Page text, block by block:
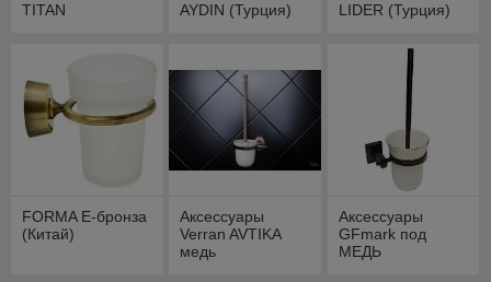
TITAN AYDIN (Турция) LIDER (Турция)
FORMA Е-бронза
(Китай)
Аксессуары
Verran AVTIKA
медь
Аксессуары
GFmark под
МЕДЬ